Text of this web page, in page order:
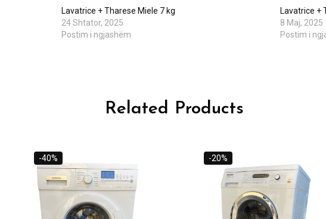
Lavatrice + Tharese Miele 7 kg
24 Shtator, 2025
Postim i ngjashëm
Lavatrice +
8 Maj, 2025
Postim i
Related Products
-40% -20%